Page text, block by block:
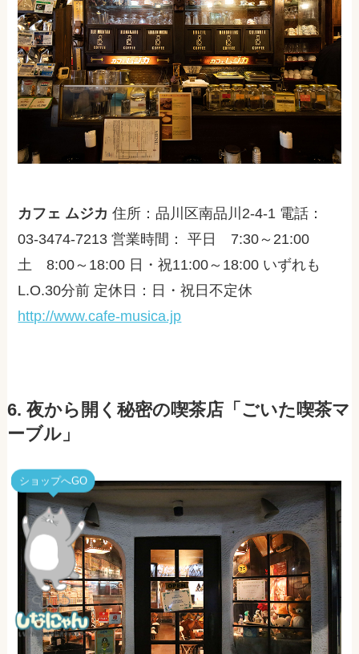
カフェ ムジカ 住所：品川区南品川2-4-1 電話：
03-3474-7213 営業時間： 平日 7:30～21:00
土 8:00～18:00 日・祝11:00～18:00 いずれも
L.O.30分前 定休日：日・祝日不定休
http://www.cafe-musica.jp
6. 夜から開く秘密の喫茶店「ごいた喫茶マ
ーブル」
ショップへGO